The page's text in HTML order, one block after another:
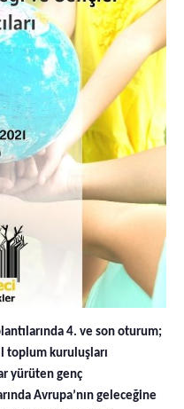
4. ve son oturum;
toplum kuruluşları
yürüten genç
Avrupa’nın geleceğine